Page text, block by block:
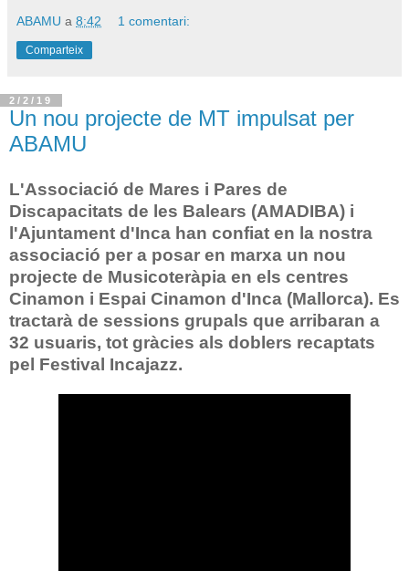
ABAMU a 8:42 1 comentari:
Comparteix
2/2/19
Un nou projecte de MT impulsat per
ABAMU
L'Associació de Mares i Pares de
Discapacitats de les Balears (AMADIBA) i
l'Ajuntament d'Inca han confiat en la nostra
associació per a posar en marxa un nou
projecte de Musicoteràpia en els centres
Cinamon i Espai Cinamon d'Inca (Mallorca). Es
tractarà de sessions grupals que arribaran a
32 usuaris, tot gràcies als doblers recaptats
pel Festival Incajazz.